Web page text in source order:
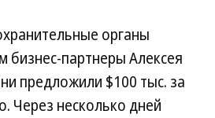
органы
бизнес-партнеры Алексея
предложили $100 тыс. за
Через несколько дней